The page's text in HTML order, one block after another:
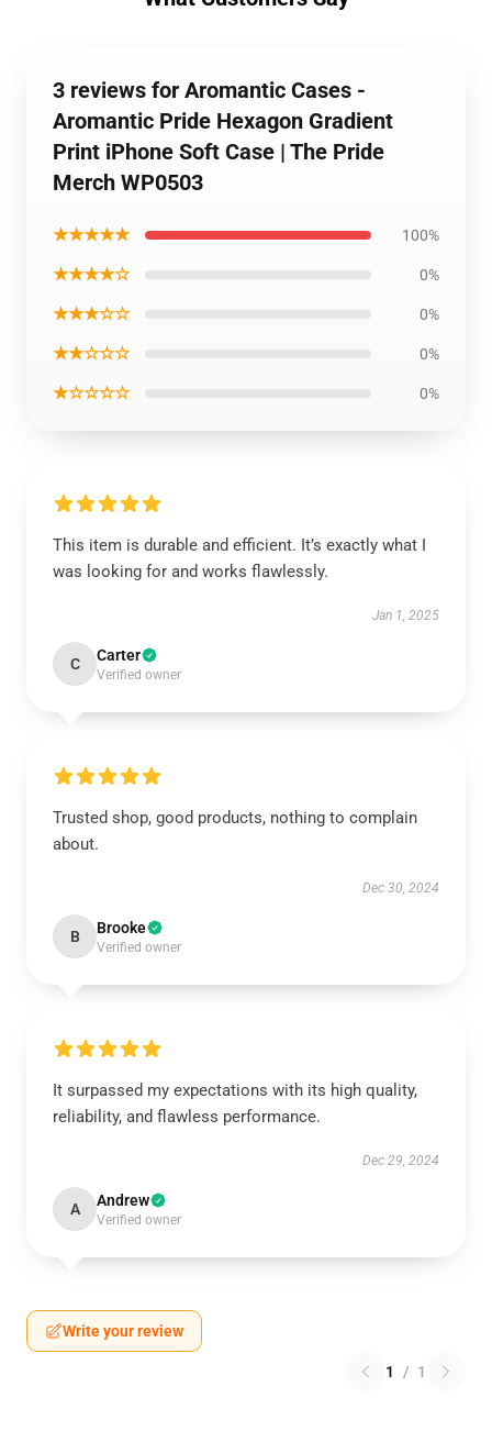
3 reviews for Aromantic Cases -
Aromantic Pride Hexagon Gradient
Print iPhone Soft Case | The Pride
Merch WP0503
★★★★★ 100%
★★★★☆ 0%
★★★☆☆ 0%
★★☆☆☆ 0%
★☆☆☆☆ 0%
This item is durable and efficient. It’s exactly what I
was looking for and works flawlessly.
Jan 1, 2025
C Carter
Verified owner
Trusted shop, good products, nothing to complain
about.
Dec 30, 2024
B Brooke
Verified owner
It surpassed my expectations with its high quality,
reliability, and flawless performance.
Dec 29, 2024
A Andrew
Verified owner
Write your review
1 / 1